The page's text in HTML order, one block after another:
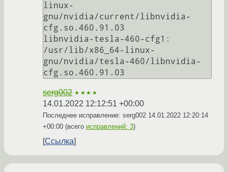
linux-
gnu/nvidia/current/libnvidia-
cfg.so.460.91.03
libnvidia-tesla-460-cfg1:
/usr/lib/x86_64-linux-
gnu/nvidia/tesla-460/libnvidia-
serg002 ★★★★
14.01.2022 12:12:51 +00:00
Последнее исправление: serg002 14.01.2022 12:20:14
+00:00 (всего исправлений: 3)
Ссылка